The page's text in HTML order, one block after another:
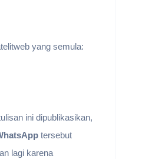
yang semula:
ini dipublikasikan,
tersebut
lagi karena